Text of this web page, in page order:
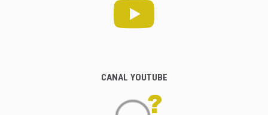
CANAL YOUTUBE